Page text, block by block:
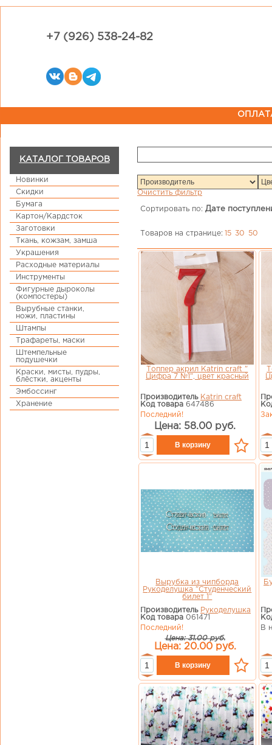
+7 (926) 538-24-82
КАТАЛОГ ТОВАРОВ
Новинки
Скидки
Бумага
Картон/Кардсток
Заготовки
Ткань, кожзам, замша
Украшения
Расходные материалы
Инструменты
Фигурные дыроколы
(компостеры)
Вырубные станки,
ножи, пластины
Штампы
Трафареты, маски
Штемпельные
подушечки
Краски, мисты, пудры,
блёстки, акценты
Эмбоссинг
Хранение
Очистить фильтр
Сортировать по: Дате
Товаров на странице: 15 30 50
Топпер акрил Katrin craft "
Цифра 7 №1", цвет красный
Производитель Katrin craft
Код товара 647486
Последний!
Цена: 58.00 руб.
Вырубка из чипборда
Рукоделушка "Студенческий
билет 1"
Производитель Рукоделушка
Код товара 061471
Последний!
Цена: 31.00 руб.
Цена: 20.00 руб.
В